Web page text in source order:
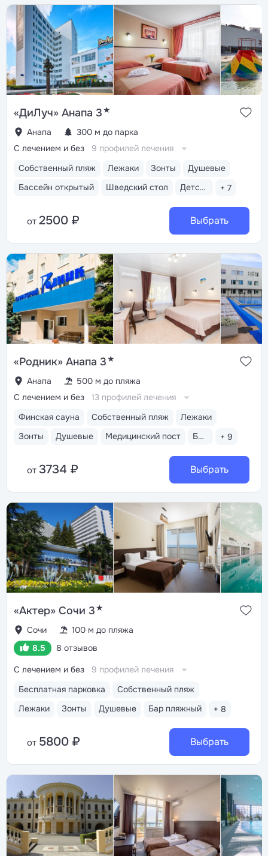
«ДиЛуч» Анапа 3★
Анапа 300 м до парка
Собственный пляж Лежаки Зонты
Душевые
Бассейн открытый
Шведский стол Детская комната + 7
С лечением и без 9 профилей лечения
от 2500 ₽ Выбрать
«Родник» Анапа 3★
Анапа 500 м до пляжа
Финская сауна Собственный пляж
Лежаки
Зонты
Душевые Медицинский пост Бассейн открытый + 9
С лечением и без 13 профилей лечения
от 3734 ₽ Выбрать
«Актер» Сочи 3★
Сочи
100 м до пляжа
8.5
8 отзывов
Бесплатная парковка
Собственный пляж
Лежаки
Зонты Душевые Бар пляжный + 8
С лечением и без 9 профилей лечения
от 5800 ₽ Выбрать